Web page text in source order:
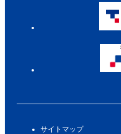
サイトマップ